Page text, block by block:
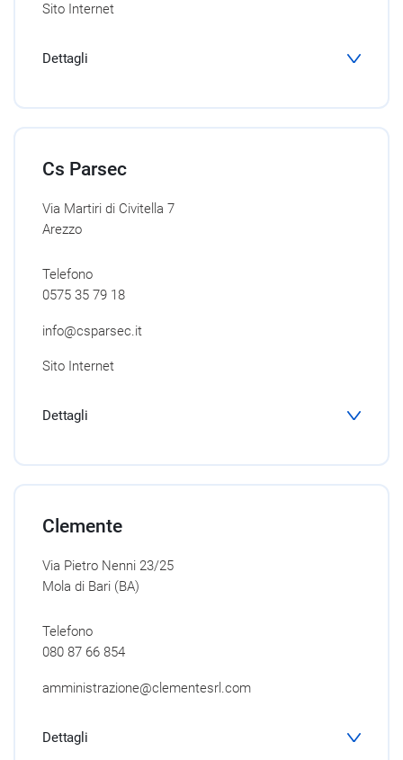
Sito Internet
Dettagli
Cs Parsec
Via Martiri di Civitella 7
Arezzo
Telefono
0575 35 79 18
info@csparsec.it
Sito Internet
Dettagli
Clemente
Via Pietro Nenni 23/25
Mola di Bari (BA)
Telefono
080 87 66 854
amministrazione@clementesrl.com
Dettagli